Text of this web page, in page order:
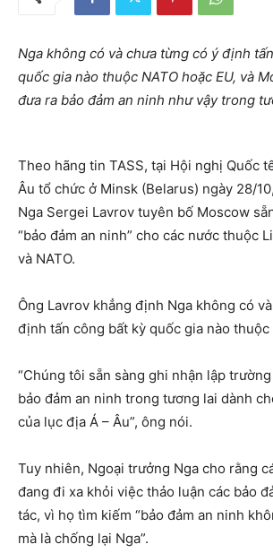
Nga không có và chưa từng có ý định
quốc gia nào thuộc NATO hoặc EU, và
đưa ra bảo đảm an ninh như vậy trong
Theo hãng tin TASS, tại Hội nghị Quốc
Âu tổ chức ở Minsk (Belarus) ngày 28/
Nga Sergei Lavrov tuyên bố Moscow
“bảo đảm an ninh” cho các nước thuộc
và NATO.
Ông Lavrov khẳng định Nga không có
định tấn công bất kỳ quốc gia nào thuộc
“Chúng tôi sẵn sàng ghi nhận lập
bảo đảm an ninh trong tương lai dành
của lục địa Á – Âu”, ông nói.
Tuy nhiên, Ngoại trưởng Nga cho rằng
đang đi xa khỏi việc thảo luận các bảo
tác, vì họ tìm kiếm “bảo đảm an ninh
mà là chống lại Nga”.